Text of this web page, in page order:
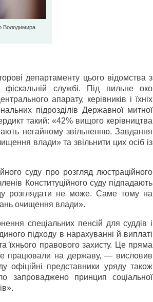
Володимира
департаменту цього відомства з
фіскальній службі. Під пильне око
апарату, керівників і їхніх
підрозділів Державної митної
такий: «42% вищого керівництва
негайному звільненню. Завдання
влади» та звільнити цих осіб із
суду про розгляд люстраційного
Конституційного суду підпадають
розглядати не може. Саме тому на
очищення влади».
спеціальних пенсій для суддів і
підходу в нарахуванні й виплаті
їхнього правового захисту. Це пряма
працювали на державу, — висловив
офіційні представники уряду також
запроваджено принцип соціальної